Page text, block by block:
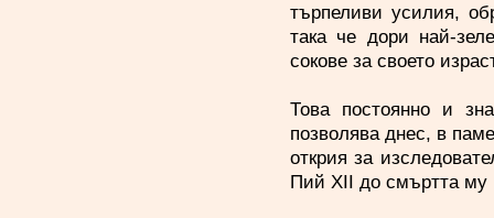
търпеливи усилия,
така че дори най-
сокове за своето
Това постоянно и
позволява днес, в
открия за
Пий ХІІ до смъртта му